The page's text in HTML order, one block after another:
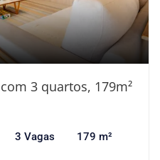
3 quartos, 179m²
3 Vagas 179 m²